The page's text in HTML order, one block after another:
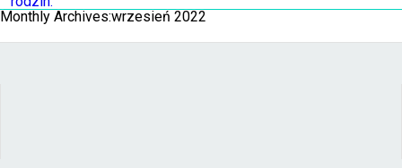
Monthly Archives:wrzesień 2022